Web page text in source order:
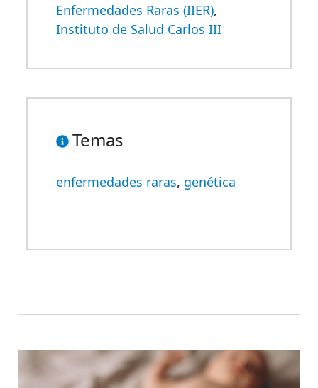
Enfermedades Raras (IIER),
Instituto de Salud Carlos III
Temas
enfermedades raras, genética